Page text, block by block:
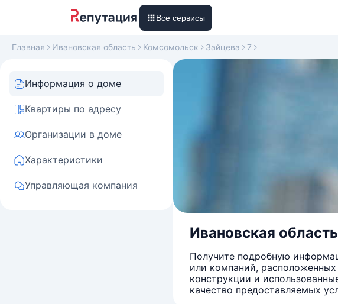
Все сервисы
Главная Ивановская область Комсомольск Зайцева 7
Информация о доме
Квартиры по адресу
Организации в доме
Характеристики
Управляющая компания
Ивановская
Получите подробную
или компаний,
конструкции и
качество предоставляемых